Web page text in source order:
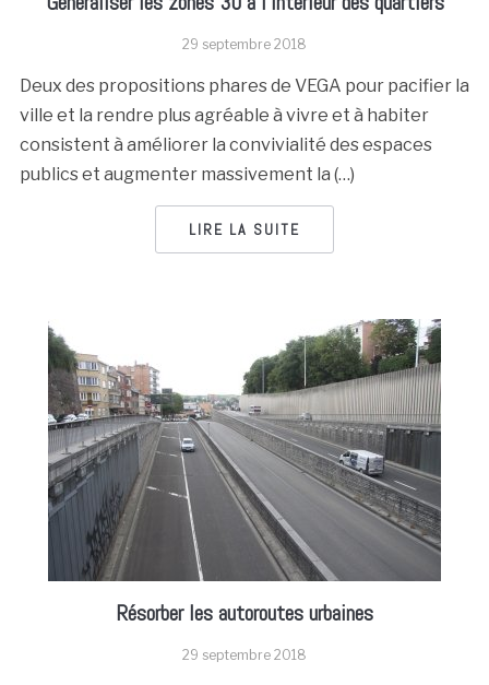
29 septembre 2018
Deux des propositions phares de VEGA pour pacifier la
ville et la rendre plus agréable à vivre et à habiter
consistent à améliorer la convivialité des espaces
publics et augmenter massivement la (…)
LIRE LA SUITE
Résorber les autoroutes urbaines
29 septembre 2018